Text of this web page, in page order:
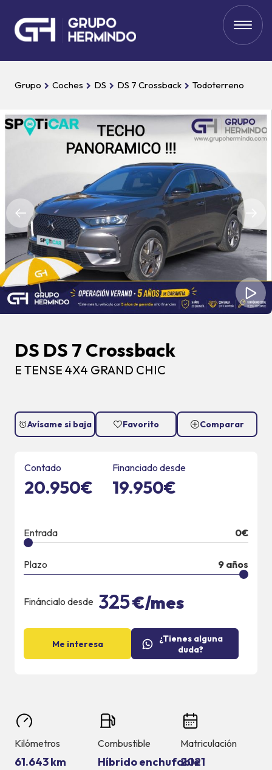
Grupo Coches DS DS 7 Crossback Todoterreno
DS DS 7 Crossback
E TENSE 4X4 GRAND CHIC
Avísame si baja Favorito Comparar
Contado
20.950€
Financiado desde
19.950€
Entrada 0€
Plazo 9 años
Fináncialo desde 325€/mes
Me interesa
¿Tienes alguna
duda?
Kilómetros
61.643 km
Combustible
Híbrido enchufable
Matriculación
2021